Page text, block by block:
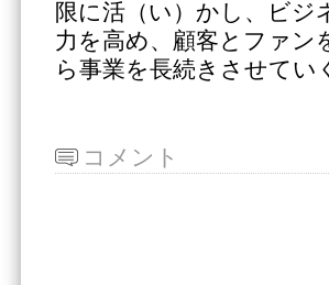
限に活（い）かし、ビ
力を高め、顧客とファン
ら事業を長続きさせて
コメント